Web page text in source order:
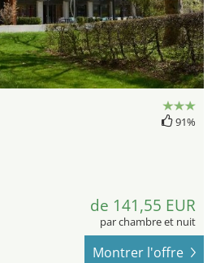
91%
de 141,55 EUR
par chambre et nuit
Montrer l'offre